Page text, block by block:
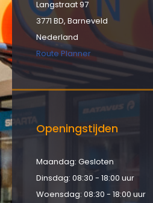
Langstraat 97
3771 BD, Barneveld
Nederland
Route Planner
Openingstijden
Maandag: Gesloten
Dinsdag: 08:30 - 18:00 uur
Woensdag: 08:30 - 18:00 uur